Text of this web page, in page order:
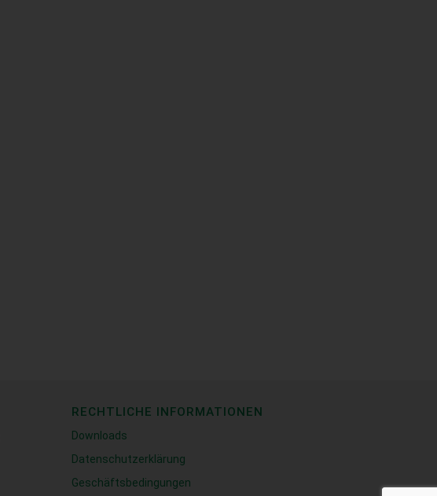
RECHTLICHE INFORMATIONEN
Downloads
Datenschutzerklärung
Geschäftsbedingungen